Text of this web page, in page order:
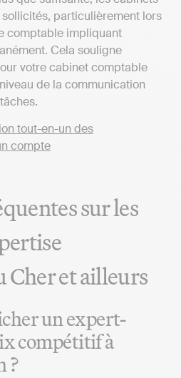
particulièrement lors
comptable impliquant
Cela souligne
votre cabinet comptable
de la communication
sur les
Cher et ailleurs
un expert-
compétitif à
?